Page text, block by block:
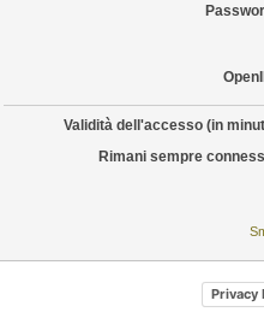
Validità dell'accesso (in
Rimani sempre
Privacy